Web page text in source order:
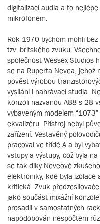
digitalizací audia a to
mikrofonem.
Rok 1970 bychom mohli
tzv. britského zvuku.
společnost Wessex Studios
se na Ruperta Nevea, jehož
pověst výrobou
vysílání i nahrávací studia.
konzoli nazvanou A88 s 28
vybaveným modelem
ekvalizéru. Přístroj nebyl
zařízení. Vestavěný
pracoval ve třídě A a byl
vstupy a výstupy, což byla
se tak díky Neveově
elektroniky, kde byla izolace
kritická. Zvuk
jako součást mixážní
prosadil v samostatných
napodobován nespočtem